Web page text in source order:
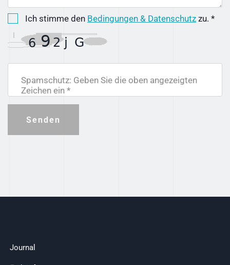
Ich stimme den Bedingungen & Datenschutz zu. *
Spamschutz: Geben Sie die oben angezeigten
Zeichen ein *
Senden
Journal